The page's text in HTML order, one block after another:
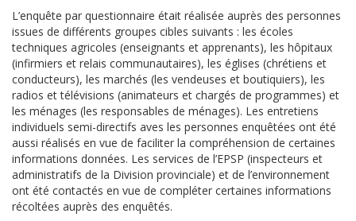
L’enquête par questionnaire était réalisée auprès des personnes
issues de différents groupes cibles suivants : les écoles
techniques agricoles (enseignants et apprenants), les hôpitaux
(infirmiers et relais communautaires), les églises (chrétiens et
conducteurs), les marchés (les vendeuses et boutiquiers), les
radios et télévisions (animateurs et chargés de programmes) et
les ménages (les responsables de ménages). Les entretiens
individuels semi-directifs aves les personnes enquêtées ont été
aussi réalisés en vue de faciliter la compréhension de certaines
informations données. Les services de l’EPSP (inspecteurs et
administratifs de la Division provinciale) et de l’environnement
ont été contactés en vue de compléter certaines informations
récoltées auprès des enquêtés.